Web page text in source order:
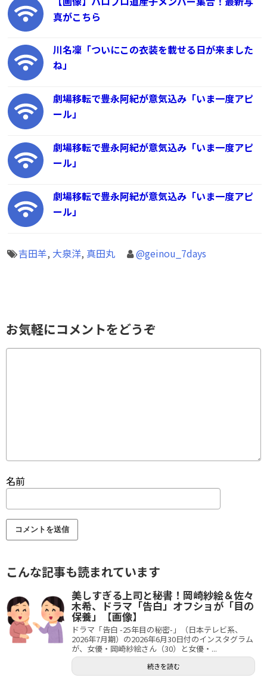
真がこちら
川名凜「ついにこの衣装を載せる日が来ました
ね」
劇場移転で豊永阿紀が意気込み「いま一度アピ
ール」
劇場移転で豊永阿紀が意気込み「いま一度アピ
ール」
劇場移転で豊永阿紀が意気込み「いま一度アピ
ール」
吉田羊, 大泉洋, 真田丸 @geinou_7days
お気軽にコメントをどうぞ
名前
こんな記事も読まれています
美しすぎる上司と秘書！岡崎紗絵＆佐々
木希、ドラマ「告白」オフショが「目の
保養」【画像】
ドラマ「告白 -25年目の秘密-」（日本テレビ系、
2026年7月期）の2026年6月30日付のインスタグラム
が、女優・岡崎紗絵さん（30）と女優・...
続きを読む